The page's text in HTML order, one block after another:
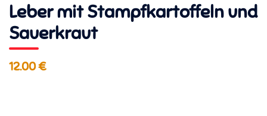
Leber mit Stampfkartoffeln und
Sauerkraut
12.00 €